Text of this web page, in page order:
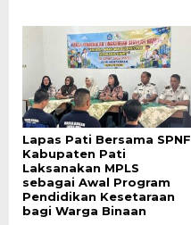
Lapas Pati Bersama SPNF
Kabupaten Pati
Laksanakan MPLS
sebagai Awal Program
Pendidikan Kesetaraan
bagi Warga Binaan